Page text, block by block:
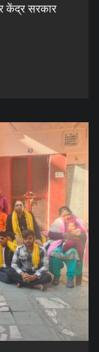
केंद्र सरकार